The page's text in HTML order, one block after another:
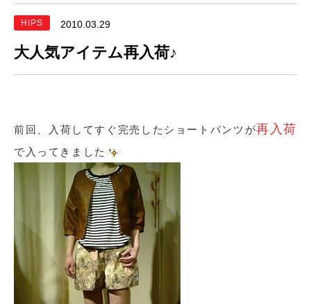
HIPS 2010.03.29
大人気アイテム再入荷♪
前回、入荷してすぐ完売したショートパンツが再入荷
で入ってきました